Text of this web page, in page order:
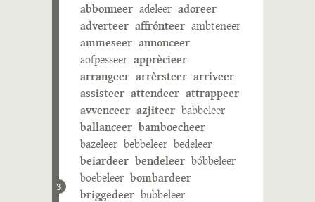
3
abbonneer adeleer adoreer
adverteer affrónteer ambteneer
ammeseer annonceer
aofpesseer apprècieer
arrangeer arrèrsteer arriveer
assisteer attendeer attrappeer
avvenceer azjiteer babbeleer
ballanceer bamboecheer
bazeleer bebbeleer bedeleer
beiardeer bendeleer bóbbeleer
boebeleer bombardeer
briggedeer bubbeleer